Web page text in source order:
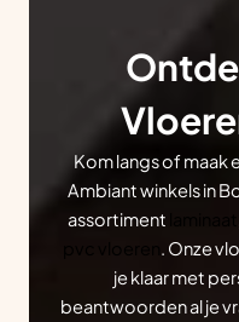
Kom langs of maak
Ambiant winkels in
assortiment
. Onze
je klaar met
beantwoorden al je